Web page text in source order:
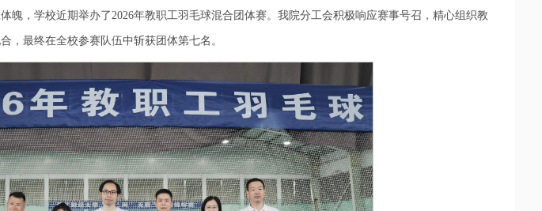
魄，学校近期举办了2026年教职工羽毛球混合团体赛。我院分工会积极响应赛事号召，精心组织教
，最终在全校参赛队伍中斩获团体第七名。